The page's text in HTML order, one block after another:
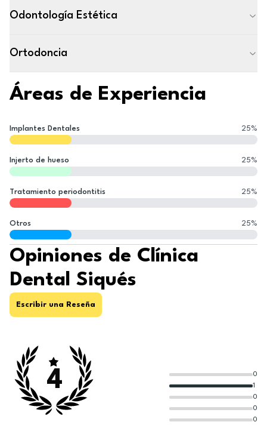
Odontología Estética
Ortodoncia
Áreas de Experiencia
Implantes Dentales 25%
Injerto de hueso 25%
Tratamiento periodontitis 25%
Otros 25%
Opiniones de Clínica
Dental Siqués
Escribir una Reseña
4
0
0
0
1
0